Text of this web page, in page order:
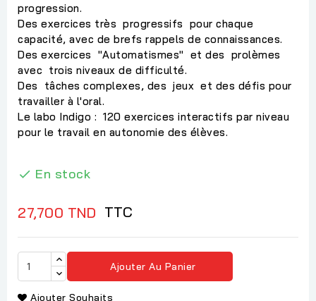
progression.
Des exercices très progressifs pour chaque
capacité, avec de brefs rappels de connaissances.
Des exercices "Automatismes" et des prolèmes
avec trois niveaux de difficulté.
Des tâches complexes, des jeux et des défis pour
travailler à l'oral.
Le labo Indigo : 120 exercices interactifs par niveau
pour le travail en autonomie des élèves.
 En stock
27,700 TND TTC
Ajouter Au Panier
Ajouter Souhaits